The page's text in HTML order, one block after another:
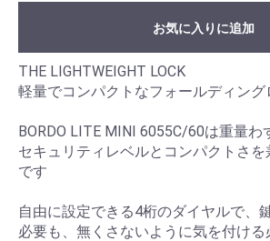
お気に入りに追加
THE LIGHTWEIGHT LOCK
軽量でコンパクトなフォールディング
BORDO LITE MINI 6055C/60は重量わ
セキュリティレベルとコンパクトさ
です
自由に設定できる4桁のダイヤルで、
必要も、無くさないように気を付け